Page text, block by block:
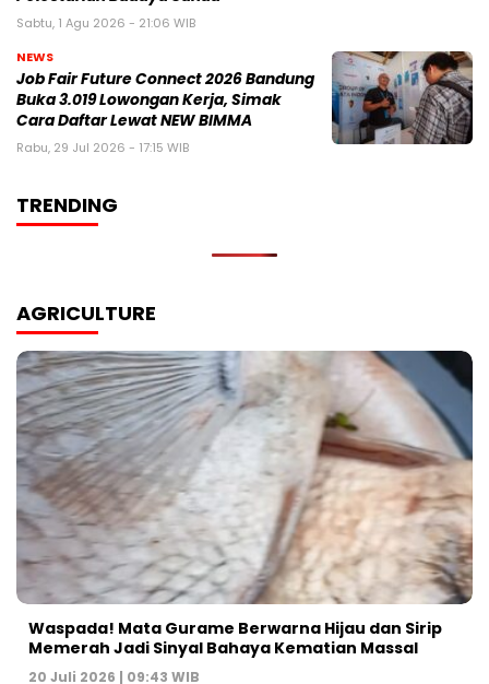
Sabtu, 1 Agu 2026 - 21:06 WIB
NEWS
Job Fair Future Connect 2026 Bandung
Buka 3.019 Lowongan Kerja, Simak
Cara Daftar Lewat NEW BIMMA
Rabu, 29 Jul 2026 - 17:15 WIB
TRENDING
AGRICULTURE
Waspada! Mata Gurame Berwarna Hijau dan Sirip
Memerah Jadi Sinyal Bahaya Kematian Massal
20 Juli 2026 | 09:43 WIB